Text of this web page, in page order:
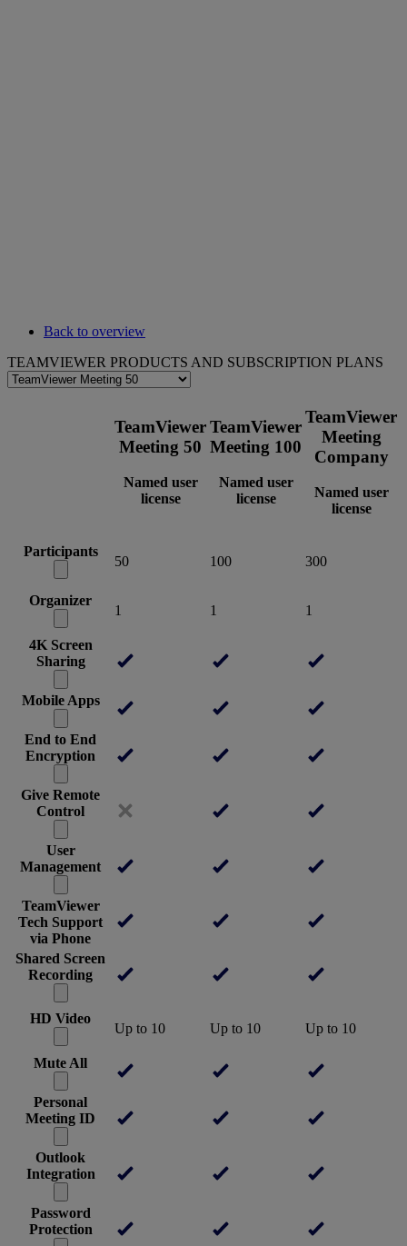
Back to overview
TEAMVIEWER PRODUCTS AND SUBSCRIPTION PLANS
TeamViewer
Meeting 50
Named user
license
TeamViewer
Meeting 100
Named user
license
TeamViewer
Meeting
Company
Named user
license
Participants
50 100 300
Organizer
1 1 1
4K Screen
Sharing
Mobile Apps
End to End
Encryption
Give Remote
Control
User
Management
TeamViewer
Tech Support
via Phone
Shared Screen
Recording
HD Video
Up to 10 Up to 10 Up to 10
Mute All
Personal
Meeting ID
Outlook
Integration
Password
Protection